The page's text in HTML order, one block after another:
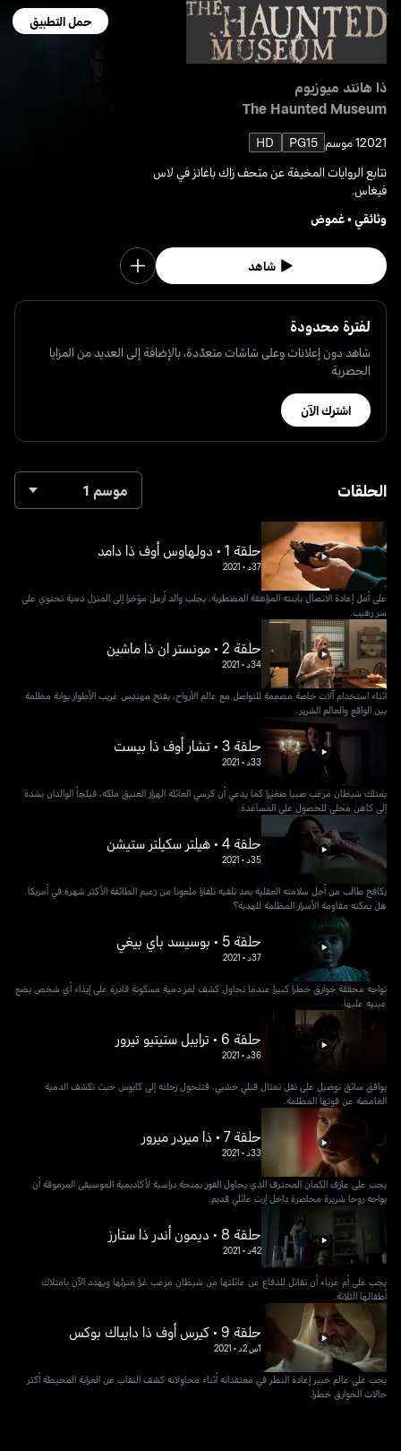
حمل التطبيق
ذا هانتد ميوزيوم
The Haunted Museum
20211 موسم PG15
HD
نتابع الروايات المخيفة عن متحف زاك باغانز في لاس
فيغاس.
وثائقي•غموض
شاهد
لفترة محدودة
شاهد دون إعلانات وعلى شاشات متعدّدة، بالإضافة إلى العديد من المزايا
الحصرية
اشترك الآن
الحلقات موسم 1
حلقة 1 • دولهاوس أوف ذا دامد
37د •
2021
على أمل إعادة الاتصال بابنته المراهقة المضطربة، يجلب والد أرمل مؤخرا إلى المنزل دمية تحتوي على
سر رهيب.
حلقة 2 • مونستر ان ذا ماشين
34د •
2021
أثناء استخدام آلات خاصة مصممة للتواصل مع عالم الأرواح، يفتح مهندس غريب الأطوار بوابة مظلمة
بين الواقع والعالم الشرير.
حلقة 3 • تشار أوف ذا بيست
33د •
2021
يمتلك شيطان مرعب صبيا صغيرا كما يدعي أن كرسي العائلة الهزاز العتيق ملكه، فيلجأ الوالدان بشدة
إلى كاهن محلي للحصول على المساعدة.
حلقة 4 • هيلتر سكيلتر ستيشن
35د •
2021
يكافح طالب من أجل سلامته العقلية بعد تلقيه تلفازا ملعونا من زعيم الطائفة الأكثر شهرة في أمريكا.
هل يمكنه مقاومة الأسرار المظلمة للهدية؟
حلقة 5 • بوسيسد باي بيغي
37د •
2021
تواجه محققة خوارق خطرا كبيرا عندما تحاول كشف لغز دمية مسكونة قادرة على إيذاء أي شخص يضع
عينيه عليها.
حلقة 6 • ترايبل ستيتيو تيرور
36د •
2021
يوافق سائق توصيل على نقل تمثال قبلي خشبي، فتتحول رحلته إلى كابوس حيث تكشف الدمية
الغامضة عن قوتها المظلمة.
حلقة 7 • ذا ميردر ميرور
33د •
2021
يجب على عازف الكمان المحترف الذي يحاول الفوز بمنحة دراسية لأكاديمية الموسيقى المرموقة أن
يواجه روحا شريرة محاصرة داخل إرث عائلي قديم.
حلقة 8 • ديمون أندر ذا ستارز
42د •
2021
يجب على أم عزباء أن تقاتل للدفاع عن عائلتها من شيطان مرعب غزا منزلها ويهدد الآن بامتلاك
أطفالها الثلاثة.
حلقة 9 • كيرس أوف ذا دايباك بوكس
1س 2د •
2021
يجب على عالم خبير إعادة النظر في معتقداته أثناء محاولاته كشف النقاب عن الغرابة المحيطة أكثر
حالات الخوارق خطرا.